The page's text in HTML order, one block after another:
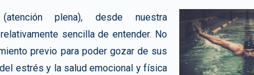
plena), desde nuestra
sencilla de entender. No
previo para poder gozar de sus
estrés y la salud emocional y física